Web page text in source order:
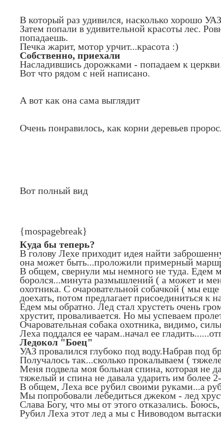
В который раз удивился, насколько хорошо
Затем попали в удивительной красоты лес.
попадаешь.
Печка жарит, мотор урчит...красота :)
Собственно, приехали
Насладившись дорожками - попадаем к
Вот что рядом с ней написано.
А вот как она сама выглядит
Очень понравилось, как корни деревьев
Вот полный вид
{mospagebreak}
Куда бы теперь?
В голову Лехе приходит идея найти
она может быть...проложили примерный
В общем, свернули мы немного не туда. Едем
боролся...минута размышлений ( а может и
охотника. С очаровательной собачкой ( мы
доехать, потом предлагает присоединиться к
Едем мы обратно. Лед стал хрустеть очень
хрустит, проваливается. Но мы успеваем
Очаровательная собака охотника, видимо,
Леха поддался ее чарам..начал ее
Ледокол "Боец"
УАЗ провалился глубоко под воду.Набрав под
Получалось так...сколько прокалываем (
Меня подвела моя больная спина, которая не
тяжелый и спина не давала ударить им более
В общем, Леха все рубил своими руками...а
Мы попробовали лебедиться джеком - лед
Слава Богу, что мы от этого отказались.
Рубил Леха этот лед а мы с Нивоводом